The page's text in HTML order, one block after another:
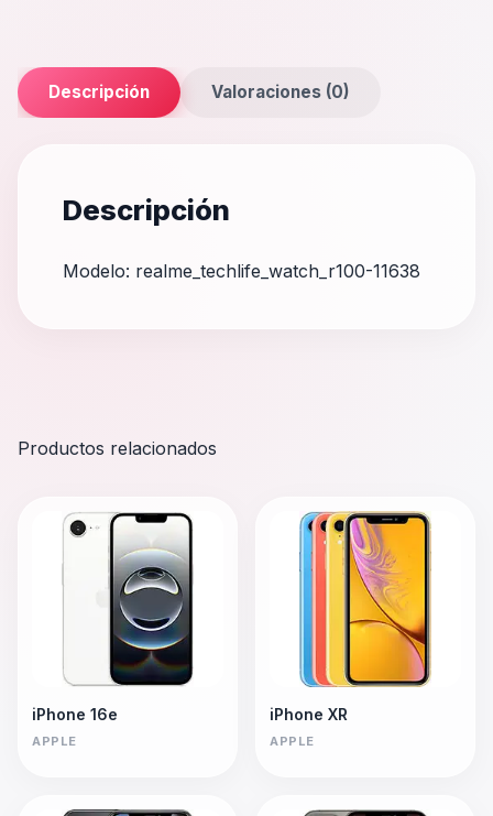
Descripción Valoraciones (0)
Descripción
Modelo: realme_techlife_watch_r100-11638
Productos relacionados
iPhone 16e
APPLE
iPhone XR
APPLE